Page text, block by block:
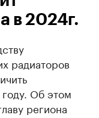
в 2024г.
радиаторов
Об этом
региона